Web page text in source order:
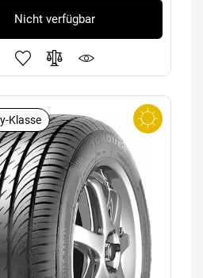
Nicht verfügbar
Klasse